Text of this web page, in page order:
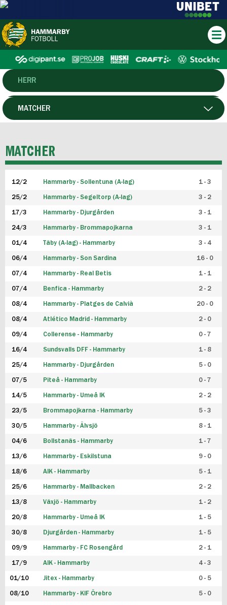
HERR
DAM
P19
F19
FUTSAL HERR
FUTSAL DAM
MATCHER
MATCHER
12/2 Hammarby - Sollentuna (A-lag) 1 - 3
25/2 Hammarby - Segeltorp (A-lag) 3 - 2
17/3 Hammarby - Djurgården 3 - 1
24/3 Hammarby - Brommapojkarna 3 - 1
01/4 Täby (A-lag) - Hammarby 3 - 4
06/4 Hammarby - Son Sardina 16 - 0
07/4 Hammarby - Real Betis 1 - 1
07/4 Benfica - Hammarby 2 - 2
08/4 Hammarby - Platges de Calvià 20 - 0
08/4 Atlético Madrid - Hammarby 2 - 0
09/4 Collerense - Hammarby 0 - 7
16/4 Sundsvalls DFF - Hammarby 1 - 8
25/4 Hammarby - Djurgården 5 - 0
07/5 Piteå - Hammarby 0 - 7
14/5 Hammarby - Umeå IK 2 - 2
23/5 Brommapojkarna - Hammarby 5 - 3
30/5 Hammarby - Älvsjö 8 - 1
04/6 Bollstanäs - Hammarby 1 - 7
13/6 Hammarby - Eskilstuna 9 - 0
18/6 AIK - Hammarby 5 - 1
25/6 Hammarby - Mallbacken 2 - 2
13/8 Växjö - Hammarby 1 - 2
20/8 Hammarby - Umeå IK 1 - 5
30/8 Djurgården - Hammarby 1 - 5
09/9 Hammarby - FC Rosengård 2 - 1
17/9 AIK - Hammarby 4 - 3
01/10 Jitex - Hammarby 0 - 5
08/10 Hammarby - KIF Örebro 5 - 0